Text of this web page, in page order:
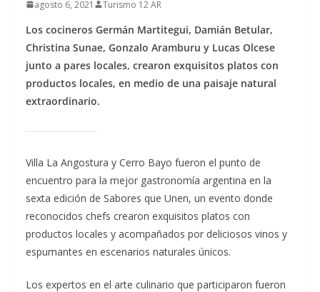
agosto 6, 2021 Turismo 12 AR
Los cocineros Germán Martitegui, Damián Betular,
Christina Sunae, Gonzalo Aramburu y Lucas Olcese
junto a pares locales, crearon exquisitos platos con
productos locales, en medio de una paisaje natural
extraordinario.
Villa La Angostura y Cerro Bayo fueron el punto de
encuentro para la mejor gastronomía argentina en la
sexta edición de Sabores que Unen, un evento donde
reconocidos chefs crearon exquisitos platos con
productos locales y acompañados por deliciosos vinos y
espumantes en escenarios naturales únicos.
Los expertos en el arte culinario que participaron fueron